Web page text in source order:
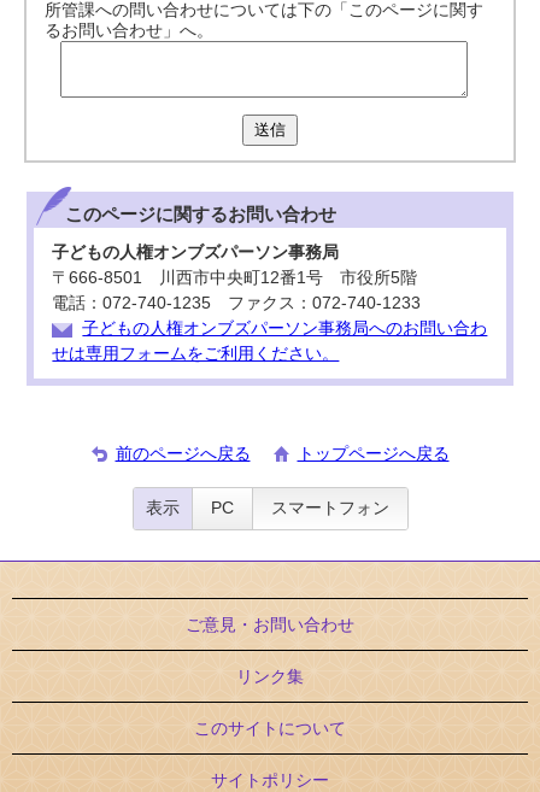
所管課への問い合わせについては下の「このページに関す
るお問い合わせ」へ。
送信
このページに関するお問い合わせ
子どもの人権オンブズパーソン事務局
〒666-8501 川西市中央町12番1号 市役所5階
電話：072-740-1235 ファクス：072-740-1233
子どもの人権オンブズパーソン事務局へのお問い合わ
せは専用フォームをご利用ください。
前のページへ戻る トップページへ戻る
表示 PC スマートフォン
ご意見・お問い合わせ
リンク集
このサイトについて
サイトポリシー